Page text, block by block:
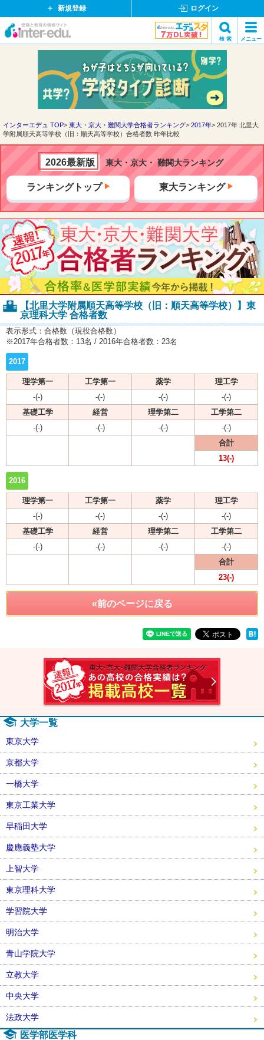
新規登録 ログイン
イ
ド
ッ
ト
検 索 メニュー
検索
インターエデュ TOP 東大・京大・難関大学合格者ランキング 2017年
2017年 北里大
学附属順天高等学校（旧：順天高等学校）合格者数 昨年比較
2026最新版 東大・京大・ 難関大ランキング
ランキングトップ 東大ランキング
【北里大学附属順天高等学校（旧：順天高等学校）】東
京理科大学 合格者数
表示形式：合格数（現役合格数）
※2017年合格者数：13名 / 2016年合格者数：23名
2017
理学第一 工学第一 薬学
理工学
-(-)
-(-) -(-)
-(-)
基礎工学
経営 理学第二
工学第二
-(-)
-(-) -(-)
-(-)
合計
13(-)
2016
理学第一 工学第一 薬学
理工学
-(-)
-(-) -(-)
-(-)
基礎工学
経営 理学第二
工学第二
-(-)
-(-) -(-)
-(-)
合計
23(-)
«前のページに戻る
大学一覧
東京大学
京都大学
一橋大学
東京工業大学
早稲田大学
慶應義塾大学
上智大学
東京理科大学
学習院大学
明治大学
青山学院大学
立教大学
中央大学
法政大学
医学部医学科